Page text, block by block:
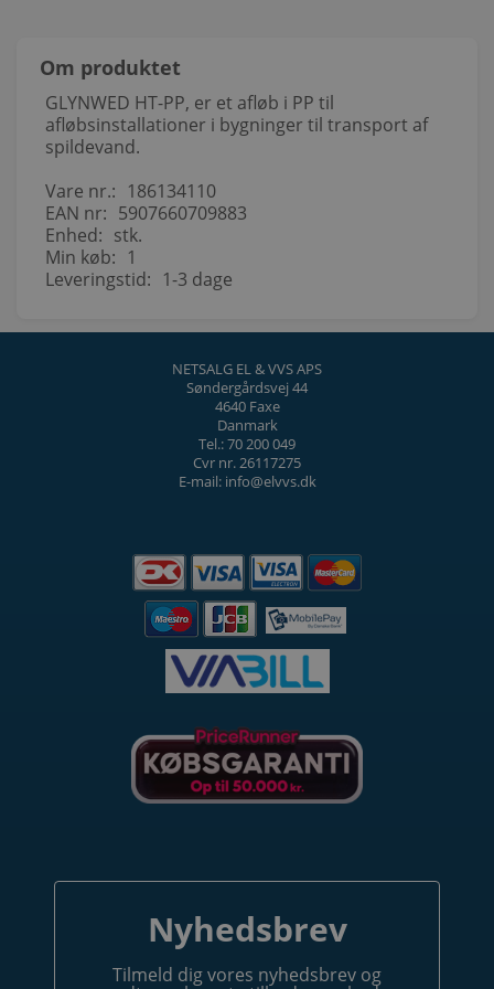
Om produktet
GLYNWED HT-PP, er et afløb i PP til
afløbsinstallationer i bygninger til transport af
spildevand.
Vare nr.: 186134110
EAN nr: 5907660709883
Enhed: stk.
Min køb: 1
Leveringstid: 1-3 dage
NETSALG EL & VVS APS
Søndergårdsvej 44
4640 Faxe
Danmark
Tel.: 70 200 049
Cvr nr. 26117275
E-mail: info@elvvs.dk
Nyhedsbrev
Tilmeld dig vores nyhedsbrev og
DELTAG OG VIND